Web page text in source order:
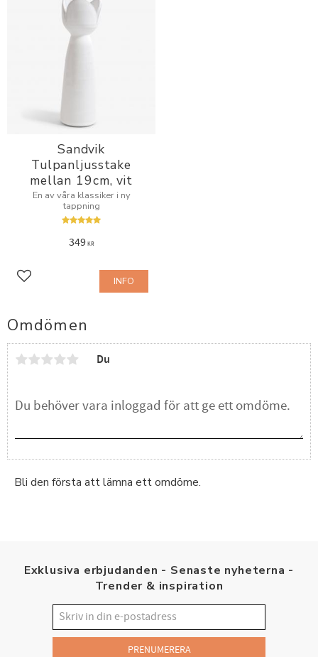
Omdömen
Du
Bli den första att lämna ett omdöme.
Sandvik
Tulpanljusstake
mellan 19cm, vit
En av våra klassiker i ny
tappning
349KR
Lägg till i favoriter INFO
Exklusiva erbjudanden - Senaste nyheterna -
Trender & inspiration
PRENUMERERA